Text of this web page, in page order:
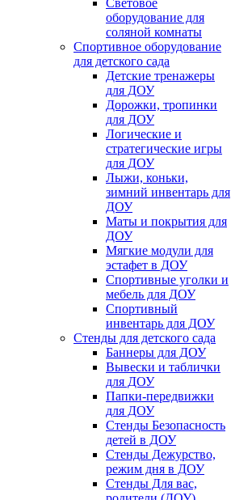
Световое
оборудование для
соляной комнаты
Спортивное оборудование
для детского сада
Детские тренажеры
для ДОУ
Дорожки, тропинки
для ДОУ
Логические и
стратегические игры
для ДОУ
Лыжи, коньки,
зимний инвентарь для
ДОУ
Маты и покрытия для
ДОУ
Мягкие модули для
эстафет в ДОУ
Спортивные уголки и
мебель для ДОУ
Спортивный
инвентарь для ДОУ
Стенды для детского сада
Баннеры для ДОУ
Вывески и таблички
для ДОУ
Папки-передвижки
для ДОУ
Стенды Безопасность
детей в ДОУ
Стенды Дежурство,
режим дня в ДОУ
Стенды Для вас,